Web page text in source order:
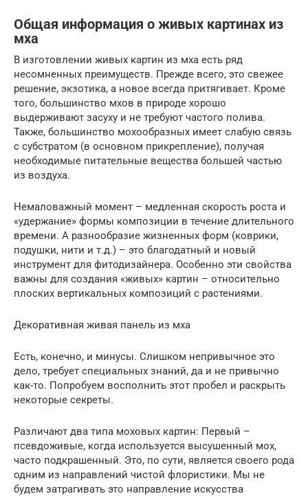
Общая информация о живых картинах из
мха
В изготовлении живых картин из мха есть ряд
несомненных преимуществ. Прежде всего, это свежее
решение, экзотика, а новое всегда притягивает. Кроме
того, большинство мхов в природе хорошо
выдерживают засуху и не требуют частого полива.
Также, большинство мохообразных имеет слабую связь
с субстратом (в основном прикрепление), получая
необходимые питательные вещества большей частью
из воздуха.
Немаловажный момент – медленная скорость роста и
«удержание» формы композиции в течение длительного
времени. А разнообразие жизненных форм (коврики,
подушки, нити и т.д.) – это благодатный и новый
инструмент для фитодизайнера. Особенно эти свойства
важны для создания «живых» картин – относительно
плоских вертикальных композиций с растениями.
Декоративная живая панель из мха
Есть, конечно, и минусы. Слишком непривычное это
дело, требует специальных знаний, да и не привычно
как-то. Попробуем восполнить этот пробел и раскрыть
некоторые секреты.
Различают два типа моховых картин: Первый –
псевдоживые, когда используется высушенный мох,
часто подкрашенный. Это, по сути, является своего рода
одним из направлений чистой флористики. Мы не
будем затрагивать это направление искусства